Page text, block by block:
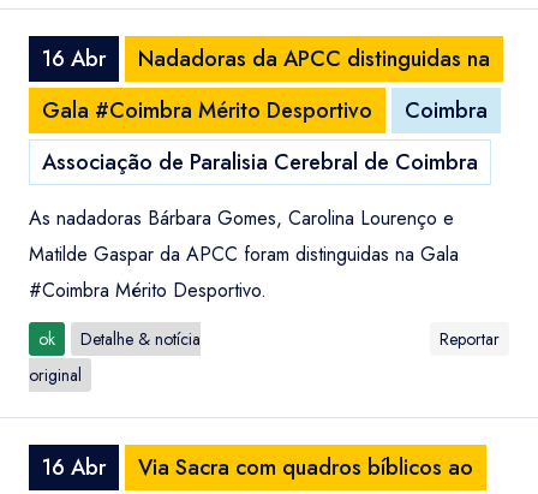
16 Abr
Nadadoras da APCC distinguidas na
Gala #Coimbra Mérito Desportivo
Coimbra
Associação de Paralisia Cerebral de Coimbra
As nadadoras Bárbara Gomes, Carolina Lourenço e
Matilde Gaspar da APCC foram distinguidas na Gala
#Coimbra Mérito Desportivo.
ok
Detalhe & notícia
original
Reportar
16 Abr Via Sacra com quadros bíblicos ao